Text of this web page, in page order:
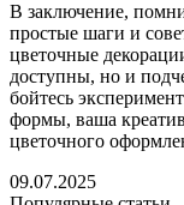
В заключение,
простые шаги и
цветочные
доступны, но и
бойтесь
формы, ваша
цветочного
09.07.2025